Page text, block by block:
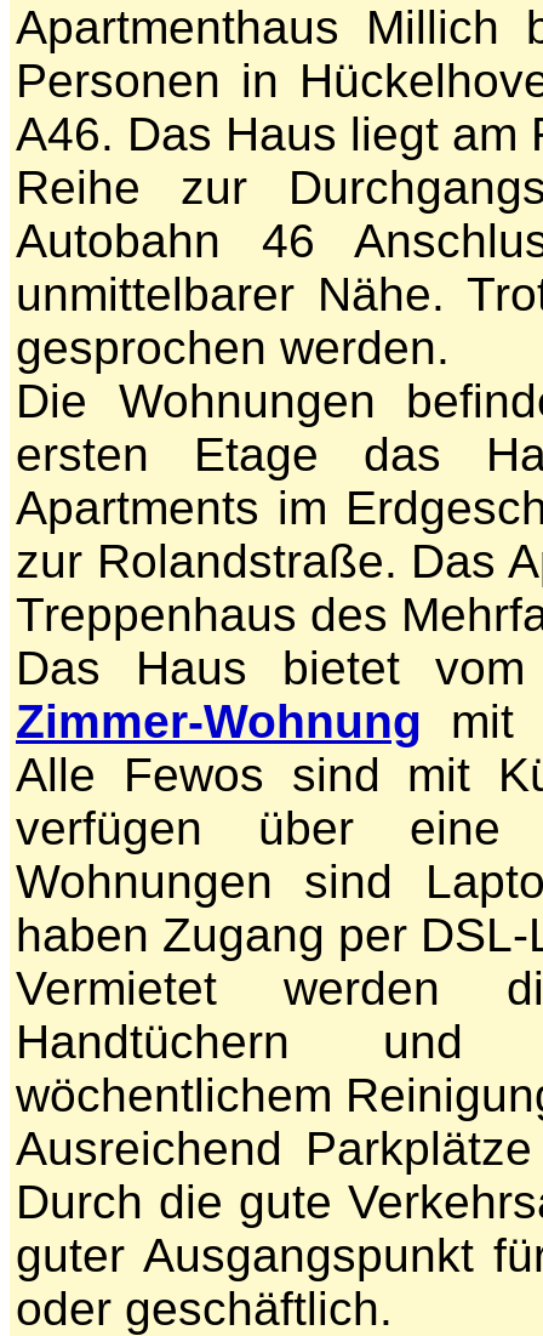
Apartmenthaus
Personen in
A46. Das Haus liegt am
Reihe zur
Autobahn 46
unmittelbarer Nähe.
gesprochen werden.
Die Wohnungen
ersten Etage das
Apartments im
zur Rolandstraße. Das
Treppenhaus des
Das Haus bietet
Zimmer-Wohnung mit
Alle Fewos sind mit
verfügen über eine
Wohnungen sind
haben Zugang per
Vermietet werden
Handtüchern und
wöchentlichem
Ausreichend
Durch die gute
guter Ausgangspunkt
oder geschäftlich.